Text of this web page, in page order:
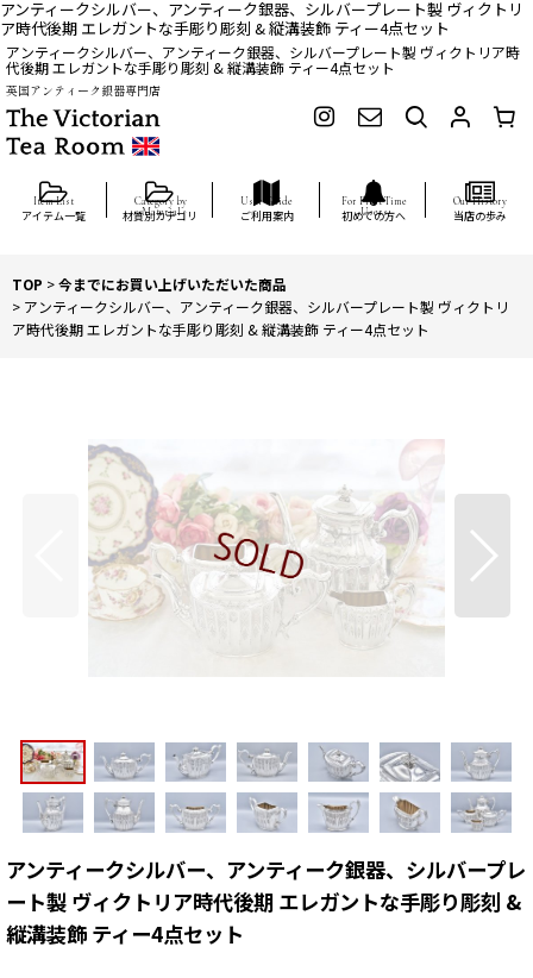
アンティークシルバー、アンティーク銀器、シルバープレート製 ヴィクトリ
ア時代後期 エレガントな手彫り彫刻 & 縦溝装飾 ティー4点セット
アンティークシルバー、アンティーク銀器、シルバープレート製 ヴィクトリア時
代後期 エレガントな手彫り彫刻 & 縦溝装飾 ティー4点セット
英国アンティーク銀器専門店
アイテム一覧 材質別カテゴリ ご利用案内 初めての方へ 当店の歩み
TOP >今までにお買い上げいただいた商品
> アンティークシルバー、アンティーク銀器、シルバープレート製 ヴィクトリ
ア時代後期 エレガントな手彫り彫刻 & 縦溝装飾 ティー4点セット
アンティークシルバー、アンティーク銀器、シルバープレ
ート製 ヴィクトリア時代後期 エレガントな手彫り彫刻 &
縦溝装飾 ティー4点セット